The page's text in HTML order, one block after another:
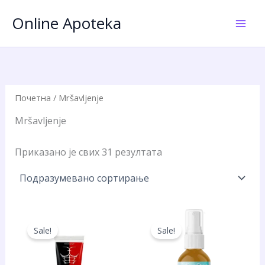
Online Apoteka
Почетна / Mršavljenje
Mršavljenje
Приказано је свих 31 резултата
Sale! Sale!